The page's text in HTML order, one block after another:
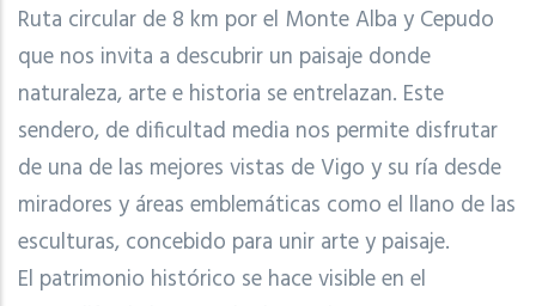
Ruta circular de 8 km por el Monte Alba y Cepudo
que nos invita a descubrir un paisaje donde
naturaleza, arte e historia se entrelazan. Este
sendero, de dificultad media nos permite disfrutar
de una de las mejores vistas de Vigo y su ría desde
miradores y áreas emblemáticas como el llano de las
esculturas, concebido para unir arte y paisaje.
El patrimonio histórico se hace visible en el